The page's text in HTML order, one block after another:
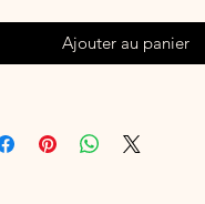
Ajouter au panier